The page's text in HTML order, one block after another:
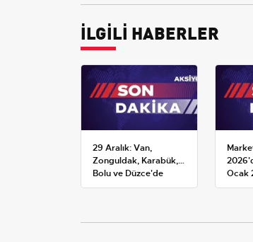
İLGİLİ HABERLER
29 Aralık: Van,
Zonguldak, Karabük,
Bolu ve Düzce'de
okullar tatil —
Ocak